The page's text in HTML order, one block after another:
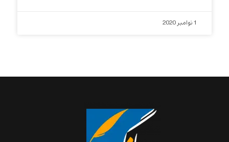
1 نوامبر 2020